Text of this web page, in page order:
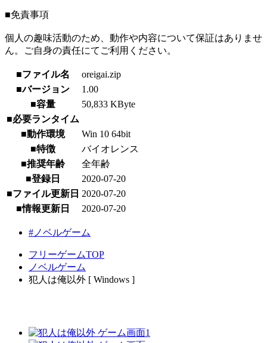
■免責事項
個人の趣味活動のため、動作や内容について保証はありませ
ん。ご自身の責任にてご利用ください。
■ファイル名
oreigai.zip
■バージョン
1.00
■容量
50,833 KByte
■必要ランタイム
■動作環境
Win 10 64bit
■特徴
バイオレンス
■推奨年齢
全年齢
■登録日
2020-07-20
■ファイル更新日 2020-07-20
■情報更新日
2020-07-20
#ノベルゲーム
フリーゲームTOP
ノベルゲーム
犯人は俺以外 [ Windows ]